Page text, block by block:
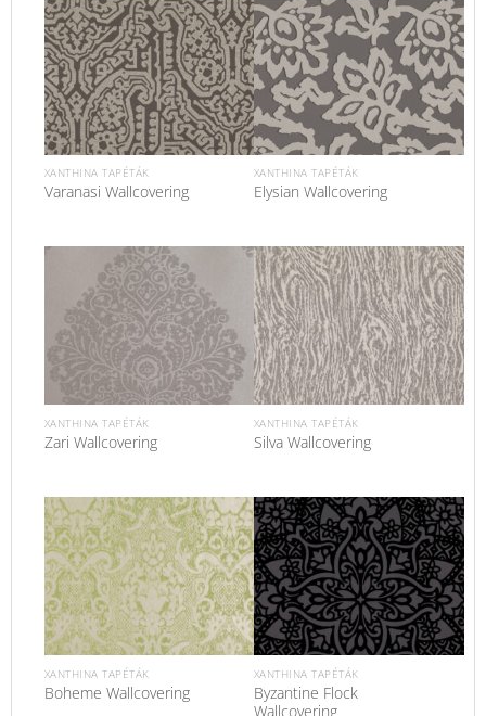
XANTHINA TAPÉTÁK
Varanasi Wallcovering
XANTHINA TAPÉTÁK
Elysian Wallcovering
XANTHINA TAPÉTÁK
Zari Wallcovering
XANTHINA TAPÉTÁK
Silva Wallcovering
XANTHINA TAPÉTÁK
Boheme Wallcovering
XANTHINA TAPÉTÁK
Byzantine Flock
Wallcovering